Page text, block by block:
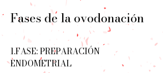
Fases de la ovodonación
1.FASE: PREPARACIÓN
ENDOMETRIAL